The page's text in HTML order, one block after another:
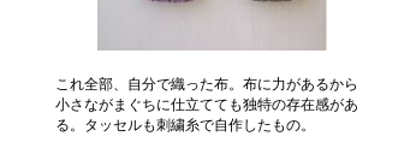
これ全部、自分で織った布。布に力があるから
小さながまぐちに仕立てても独特の存在感があ
る。タッセルも刺繍糸で自作したもの。